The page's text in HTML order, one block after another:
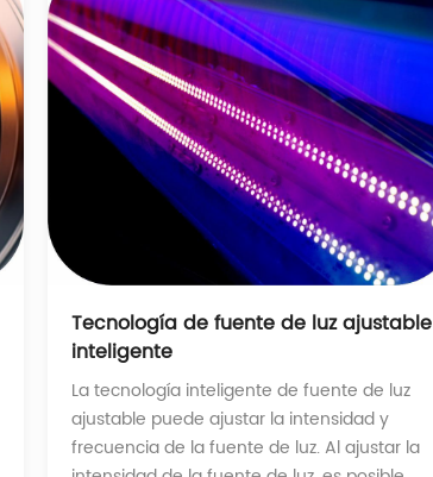
Tecnología de fuente de luz ajustable
inteligente
La tecnología inteligente de fuente de luz
ajustable puede ajustar la intensidad y
frecuencia de la fuente de luz. Al ajustar la